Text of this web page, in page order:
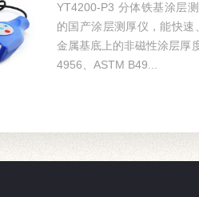
YT4200-P3 分体铁基涂层
的国产涂层测厚仪，能快
金属基底上的非磁性涂层厚
4956、ASTM B49...